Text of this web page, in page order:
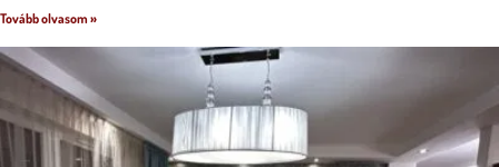
Tovább olvasom »